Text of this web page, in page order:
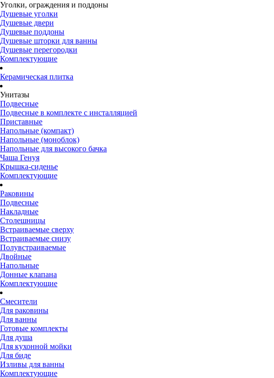
Уголки, ограждения и поддоны
Душевые уголки
Душевые двери
Душевые поддоны
Душевые шторки для ванны
Душевые перегородки
Комплектующие
Керамическая плитка
Унитазы
Подвесные
Подвесные в комплекте с инсталляцией
Приставные
Напольные (компакт)
Напольные (моноблок)
Напольные для высокого бачка
Чаша Генуя
Крышка-сиденье
Комплектующие
Раковины
Подвесные
Накладные
Столешницы
Встраиваемые сверху
Встраиваемые снизу
Полувстраиваемые
Двойные
Напольные
Донные клапана
Комплектующие
Смесители
Для раковины
Для ванны
Готовые комплекты
Для душа
Для кухонной мойки
Для биде
Изливы для ванны
Комплектующие